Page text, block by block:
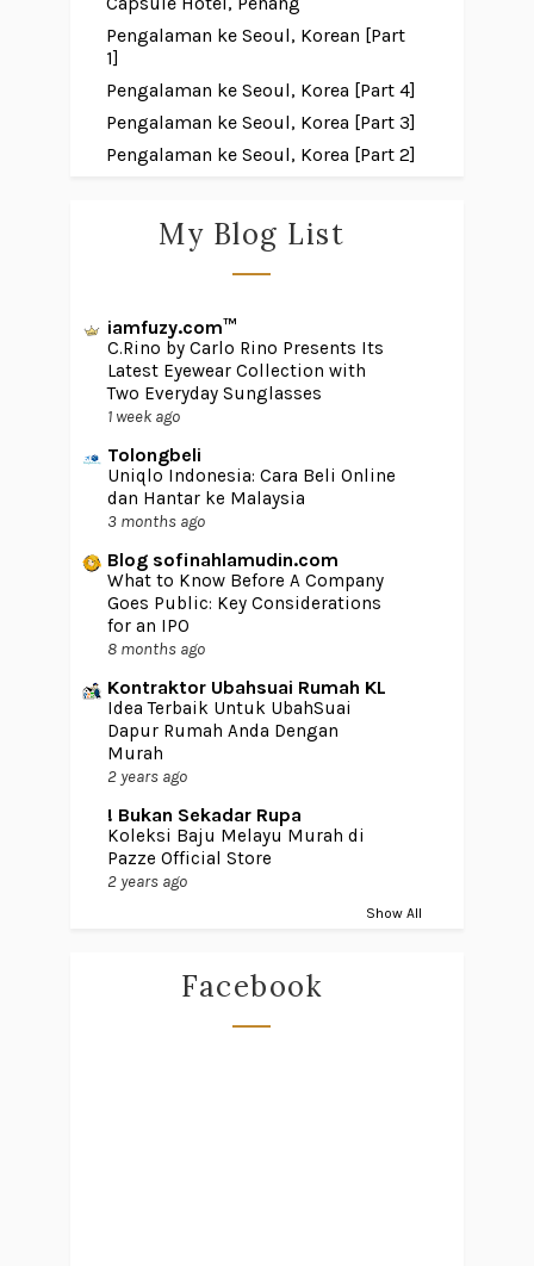
Pengalaman ke Seoul, Korean [Part
1]
Pengalaman ke Seoul, Korea [Part 4]
Pengalaman ke Seoul, Korea [Part 3]
Pengalaman ke Seoul, Korea [Part 2]
My Blog List
iamfuzy.com™
C.Rino by Carlo Rino Presents Its
Latest Eyewear Collection with
Two Everyday Sunglasses
1 week ago
Tolongbeli
Uniqlo Indonesia: Cara Beli Online
dan Hantar ke Malaysia
3 months ago
Blog sofinahlamudin.com
What to Know Before A Company
Goes Public: Key Considerations
for an IPO
8 months ago
Kontraktor Ubahsuai Rumah KL
Idea Terbaik Untuk UbahSuai
Dapur Rumah Anda Dengan
Murah
2 years ago
! Bukan Sekadar Rupa
Koleksi Baju Melayu Murah di
Pazze Official Store
2 years ago
Show All
Facebook